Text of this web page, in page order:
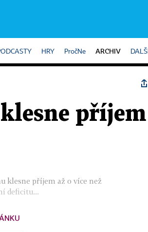
HRY PročNe ARCHIV DALŠÍ
příjem
klesne příjem až o více než
deficitu...